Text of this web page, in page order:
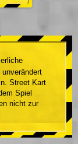
Street Kart
Spiel
nicht zur